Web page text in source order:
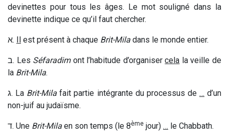
devinettes pour tous les âges. Le mot souligné dans la
devinette indique ce qu’il faut chercher.
א. Il est présent à chaque Brit-Mila dans le monde entier.
ב. Les Séfaradimont l’habitude d’organisercela la veille de
la Brit-Mila.
ג. La Brit-Mila fait partie intégrante du processus de … d’un
non-juif au judaïsme.
ד. Une Brit-Mila en son temps (le 8ème jour) … le Chabbath.